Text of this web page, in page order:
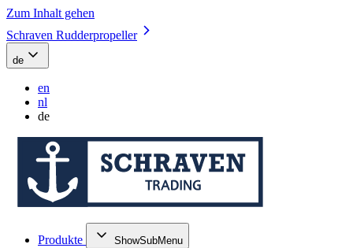
Zum Inhalt gehen
Schraven Rudderpropeller
de
en
nl
de
Produkte ShowSubMenu